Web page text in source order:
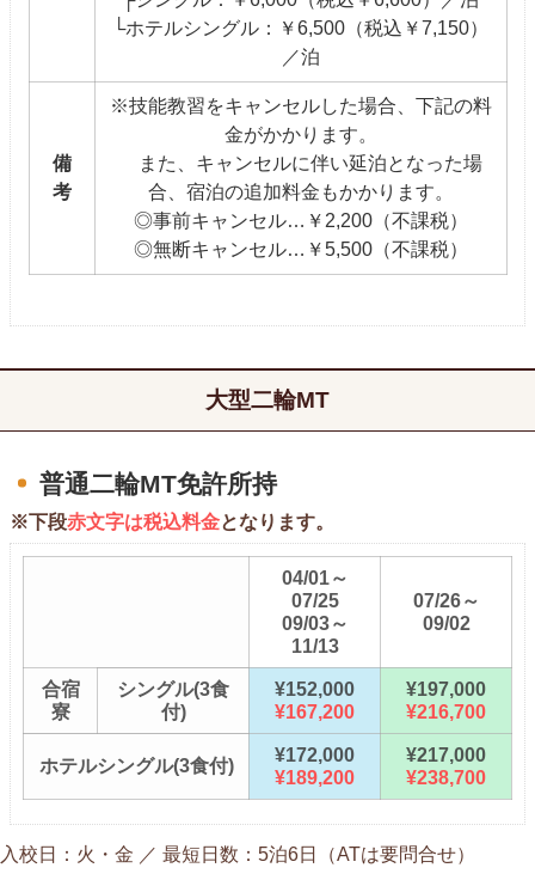
└ホテルシングル：￥6,500（税込￥7,150）
／泊
備
考
※技能教習をキャンセルした場合、下記の料
金がかかります。
また、キャンセルに伴い延泊となった場
合、宿泊の追加料金もかかります。
◎事前キャンセル…￥2,200（不課税）
◎無断キャンセル…￥5,500（不課税）
大型二輪MT
普通二輪MT免許所持
※下段赤文字は税込料金となります。
04/01～
07/25
09/03～
11/13
07/26～
09/02
合宿
寮
シングル(3食
付)
¥152,000
¥167,200
¥197,000
¥216,700
ホテルシングル(3食付)
¥172,000
¥189,200
¥217,000
¥238,700
入校日：火・金 ／ 最短日数：5泊6日（ATは要問合せ）